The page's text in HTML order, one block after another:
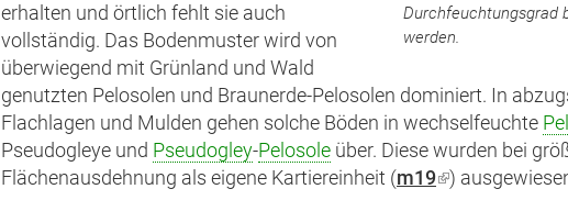
Durchfeuchtungsgrad
werden.
erhalten und örtlich fehlt sie auch
vollständig. Das Bodenmuster wird von
überwiegend mit Grünland und Wald
genutzten Pelosolen und Braunerde-Pelosolen dominiert. In
Flachlagen und Mulden gehen solche Böden in wechselfeuchte
Pseudogleye und Pseudogley-Pelosole über. Diese wurden bei
Flächenausdehnung als eigene Kartiereinheit (m19(Link
)